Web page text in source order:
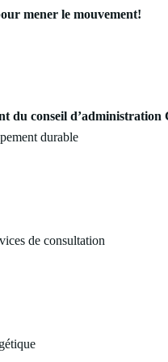
mener le mouvement!
du conseil d’administration
durable
de consultation